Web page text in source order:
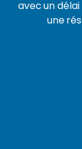
avec un
une